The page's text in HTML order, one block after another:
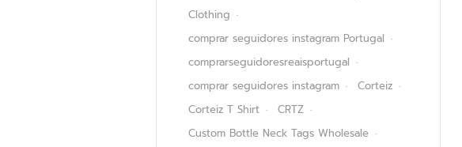
Clothing
comprar seguidores instagram Portugal
comprarseguidoresreaisportugal
comprar seguidores instagram
Corteiz
Corteiz T Shirt
CRTZ
Custom Bottle Neck Tags Wholesale